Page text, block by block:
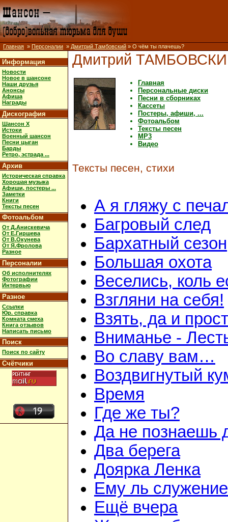
Главная » Персоналии » Дмитрий Тамбовский » О чём ты плачешь?
Информация
Новости
Новое в шансоне
Наши друзья
Анонсы
Афиша
Награды
Дискография
Шансон X
Истоки
Военный шансон
Песни цыган
Барды
Ретро, эстрада ...
Архив
Историческая справка
Хорошая музыка
Афиши, постеры ...
Заметки
Книги
Тексты песен
Фотоальбом
От Д.Анискевича
От Е.Гиршева
От В.Окунева
От Я.Фролова
Разное
Персоналии
Об исполнителях
Фотографии
Интервью
Разное
Ссылки
Юр. справка
Комната смеха
Книга отзывов
Написать письмо
Поиск
Поиск по сайту
Счётчики
Дмитрий
Главная
Персональные диски
Песни в сборниках
Кассеты
Постеры, афиши, ...
Фотоальбом
Тексты песен
MP3
Видео
Тексты песен, стихи
А я гляжу с
Багровый след
Бархатный сезон
Большая охота
Веселись, коль
Взгляни на себя!
Взять, да и
Вниманье -
Во славу вам…
Воздвигнутый
Время
Где же ты?
Да не познаешь
Два берега
Доярка Ленка
Ему ль
Ещё вчера